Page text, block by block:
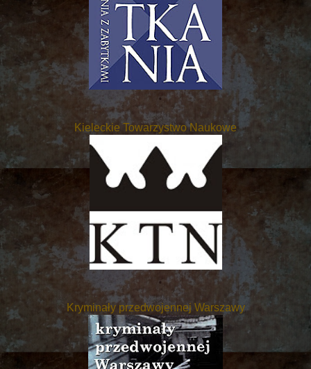
Kieleckie Towarzystwo Naukowe
Kryminały przedwojennej Warszawy